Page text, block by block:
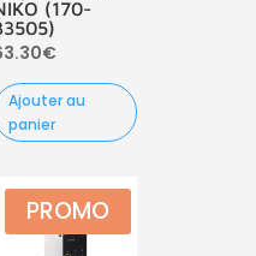
(170-
€
Ajouter au
panier
PROMO